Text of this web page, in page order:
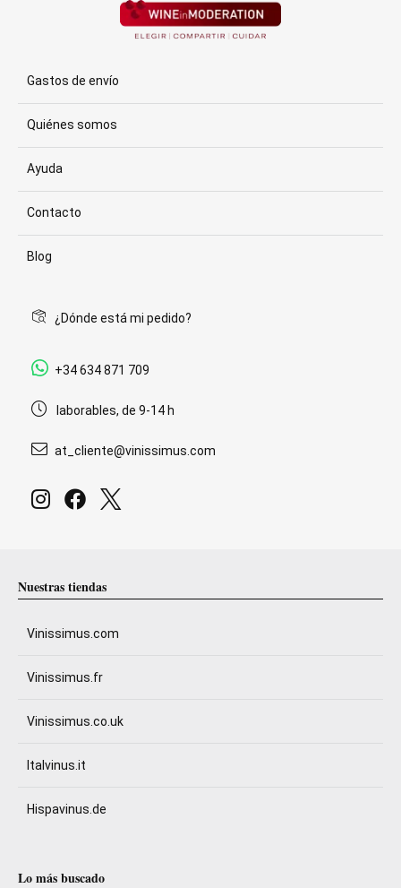
Gastos de envío
Quiénes somos
Ayuda
Contacto
Blog
¿Dónde está mi pedido?
+34 634 871 709
laborables, de 9-14 h
at_cliente@vinissimus.com
Nuestras tiendas
Vinissimus.com
Vinissimus.fr
Vinissimus.co.uk
Italvinus.it
Hispavinus.de
Lo más buscado